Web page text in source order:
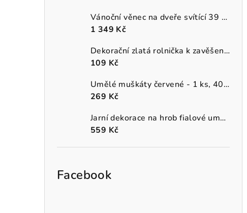
Vánoční věnec na dveře svítící 39 cm
1 349 Kč
Dekorační zlatá rolnička k zavěšení 10 cm
109 Kč
Umělé muškáty červené - 1 ks, 40 cm
269 Kč
Jarní dekorace na hrob fialové umělé macešky v šedém truhlíku
559 Kč
Facebook